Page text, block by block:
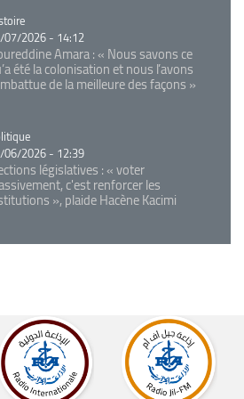
07/2026 - 14:12
Amara : « Nous savons ce
été la colonisation et nous l’avons
de la meilleure des façons »
06/2026 - 12:39
législatives : « voter
c'est renforcer les
», plaide Hacène Kacimi